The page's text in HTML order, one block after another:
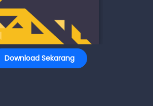
Download Sekarang